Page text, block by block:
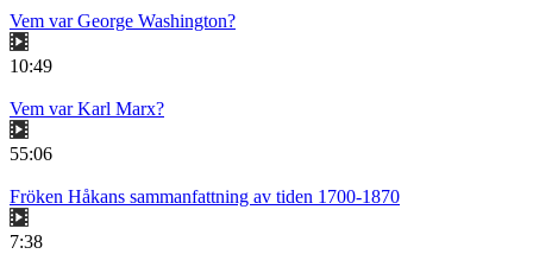
Vem var George Washington?
10:49
Vem var Karl Marx?
55:06
Fröken Håkans sammanfattning av tiden 1700-1870
7:38